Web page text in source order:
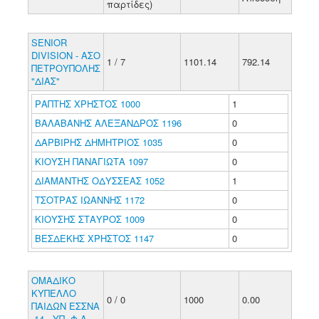
παρτίδες)
SENIOR
DIVISION - ΑΣΟ
ΠΕΤΡΟΥΠΟΛΗΣ
"ΔΙΑΣ"
1 / 7 1101.14 792.14
ΡΑΠΤΗΣ ΧΡΗΣΤΟΣ 1000
1
ΒΑΛΑΒΑΝΗΣ ΑΛΕΞΑΝΔΡΟΣ 1196
0
ΔΑΡΒΙΡΗΣ ΔΗΜΗΤΡΙΟΣ 1035
0
ΚΙΟΥΣΗ ΠΑΝΑΓΙΩΤΑ 1097
0
ΔΙΑΜΑΝΤΗΣ ΟΔΥΣΣΕΑΣ 1052
1
ΤΣΟΤΡΑΣ ΙΩΑΝΝΗΣ 1172
0
ΚΙΟΥΣΗΣ ΣΤΑΥΡΟΣ 1009
0
ΒΕΣΔΕΚΗΣ ΧΡΗΣΤΟΣ 1147
0
ΟΜΑΔΙΚΟ
ΚΥΠΕΛΛΟ
ΠΑΙΔΩΝ ΕΣΣΝΑ 0 / 0 1000 0.00